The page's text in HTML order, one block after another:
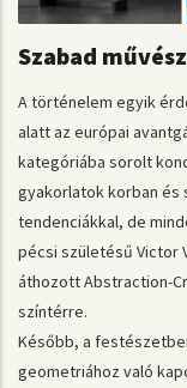
Szabad
A történelem egyik
alatt az európai
kategóriába sorolt
gyakorlatok korban és
tendenciákkal, de
pécsi születésű Victor
áthozott Abstraction-
színtérre.
Később, a
geometriához való